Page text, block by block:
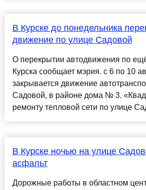
В Курске до понедельника
движение по улице Садовой
О перекрытии автодвижения по
Курска сообщает мэрия. с 6 по 10
закрывается движение
Садовой, в районе дома № 3.
ремонту тепловой сети по улице
В Курске ночью на улице
асфальт
Дорожные работы в областном